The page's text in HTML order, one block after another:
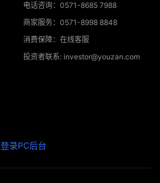
电话咨询：0571-8685 7988
商家服务：0571-8998 8848
消费保障：在线客服
投资者联系: investor@youzan.com
登录PC后台